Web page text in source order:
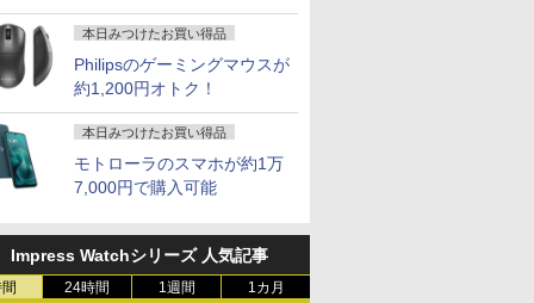
本日みつけたお買い得品
Philipsのゲーミングマウスが
約1,200円オトク！
本日みつけたお買い得品
モトローラのスマホが約1万
7,000円で購入可能
Impress Watchシリーズ 人気記事
24時間 1週間 1カ月